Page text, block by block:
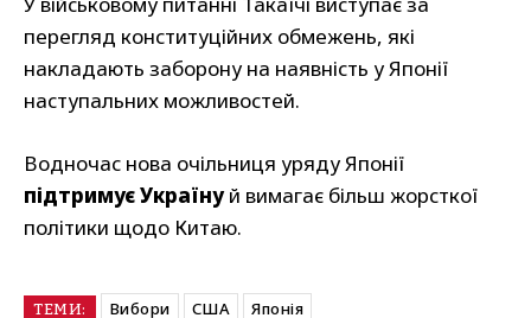
перегляд конституційних обмежень, які
накладають заборону на наявність у Японії
наступальних можливостей.
Водночас нова очільниця уряду Японії
підтримує Українуй вимагає більш жорсткої
політики щодо Китаю.
ТЕМИ: Вибори США Японія